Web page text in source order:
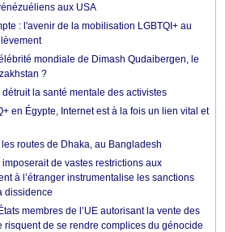
aux USA
: l'avenir de la mobilisation LGBTQI+ au
mondiale de Dimash Qudaibergen, le
?
la santé mentale des activistes
en Égypte, Internet est à la fois un lien vital et
routes de Dhaka, au Bangladesh
de vastes restrictions aux
à l’étranger instrumentalise les sanctions
dissidence
membres de l’UE autorisant la vente des
risquent de se rendre complices du génocide